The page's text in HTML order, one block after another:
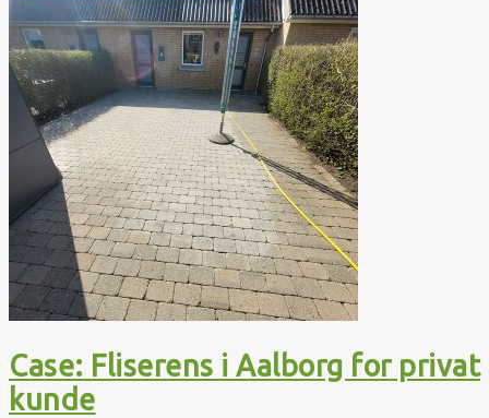
Case: Fliserens i Aalborg for privat
kunde